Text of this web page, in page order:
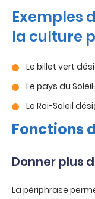
Exemples
la culture
Le billet vert
Le pays du
Le Roi-Soleil
Fonctions
Donner plus
La périphrase